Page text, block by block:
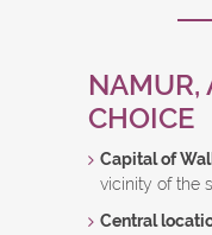
NAMUR,
CHOICE
Capital of
vicinity of the
Central